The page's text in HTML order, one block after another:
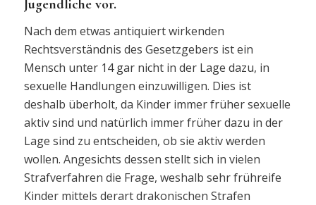
Jugendliche vor.
Nach dem etwas antiquiert wirkenden
Rechtsverständnis des Gesetzgebers ist ein
Mensch unter 14 gar nicht in der Lage dazu, in
sexuelle Handlungen einzuwilligen. Dies ist
deshalb überholt, da Kinder immer früher sexuelle
aktiv sind und natürlich immer früher dazu in der
Lage sind zu entscheiden, ob sie aktiv werden
wollen. Angesichts dessen stellt sich in vielen
Strafverfahren die Frage, weshalb sehr frühreife
Kinder mittels derart drakonischen Strafen